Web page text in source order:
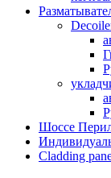
Шоссе
Cladding